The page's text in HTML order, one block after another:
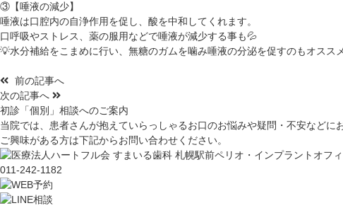
③【唾液の減少】
唾液は口腔内の自浄作用を促し、酸を中和してくれます。
口呼吸やストレス、薬の服用などで唾液が減少する事も💦
💡水分補給をこまめに行い、無糖のガムを噛み唾液の分泌を促すのもオスス
前の記事へ
次の記事へ
初診「個別」相談へのご案内
当院では、患者さんが抱えていらっしゃるお口のお悩みや疑問・不安など
ご興味がある方は下記からお問い合わせください。
011-242-1182